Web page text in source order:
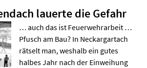
lauerte die Gefahr
… auch das ist Feuerwehrarbeit …
Pfusch am Bau? In Neckargartach
rätselt man, weshalb ein gutes
halbes Jahr nach der Einweihung